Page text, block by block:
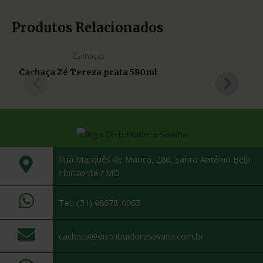
Produtos Relacionados
Cachaças
Cachaça Zé Tereza prata 580ml
Rua Marquês de Maricá, 286, Santo Antônio Belo
Horizonte / MG
Tel.: (31) 98678-0063
cachaca@distribuidorasavana.com.br